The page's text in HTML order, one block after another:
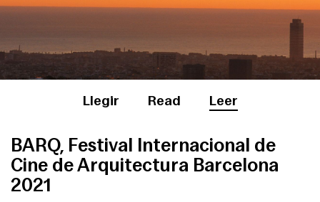
Llegir Read Leer
BARQ, Festival Internacional de
Cine de Arquitectura Barcelona
2021